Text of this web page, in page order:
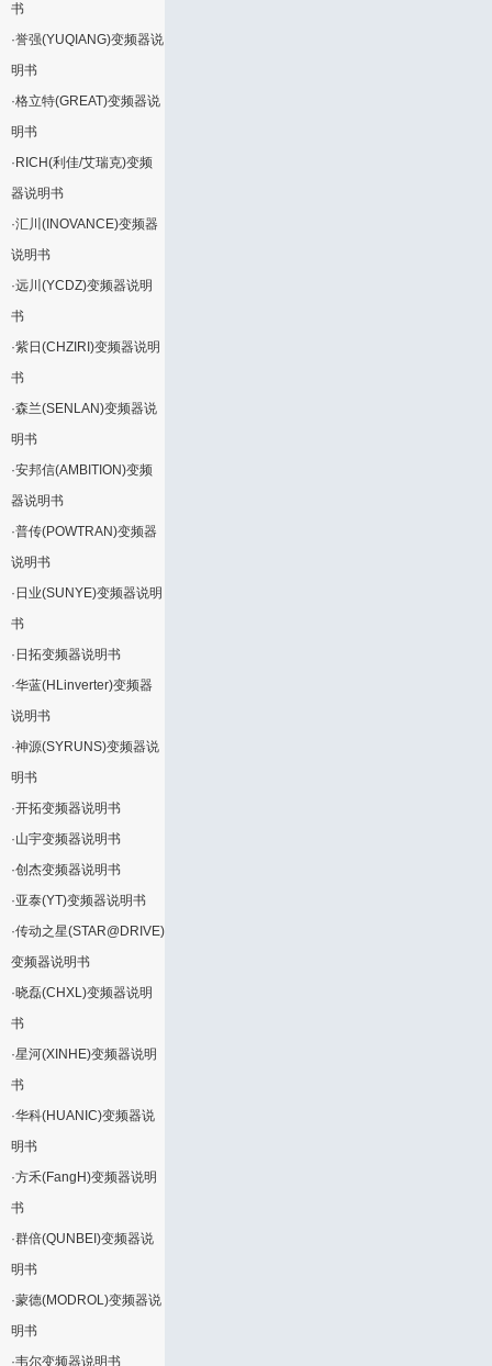
书
·誉强(YUQIANG)变频器说
明书
·格立特(GREAT)变频器说
明书
· RICH(利佳/艾瑞克)变频
器说明书
·汇川(INOVANCE)变频器
说明书
·远川(YCDZ)变频器说明
书
·紫日(CHZIRI)变频器说明
书
·森兰(SENLAN)变频器说
明书
·安邦信(AMBITION)变频
器说明书
·普传(POWTRAN)变频器
说明书
· 日业(SUNYE)变频器说明
书
· 日拓变频器说明书
·华蓝(HLinverter)变频器
说明书
·神源(SYRUNS)变频器说
明书
·开拓变频器说明书
·山宇变频器说明书
·创杰变频器说明书
·亚泰(YT)变频器说明书
·传动之星(STAR@DRIVE)
变频器说明书
·晓磊(CHXL)变频器说明
书
·星河(XINHE)变频器说明
书
·华科(HUANIC)变频器说
明书
·方禾(FangH)变频器说明
书
·群倍(QUNBEI)变频器说
明书
·蒙德(MODROL)变频器说
明书
·韦尔变频器说明书